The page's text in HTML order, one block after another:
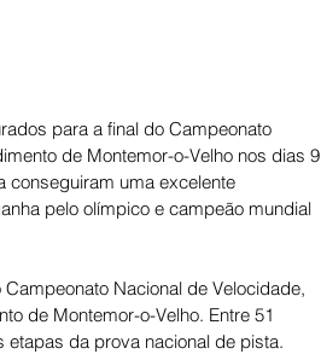
para a final do Campeonato
de Montemor-o-Velho nos dias 9
conseguiram uma excelente
pelo olímpico e campeão mundial
Nacional de Velocidade,
de Montemor-o-Velho. Entre 51
da prova nacional de pista.